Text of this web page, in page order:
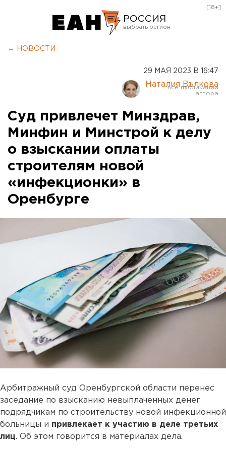
РОССИЯ
Курган
Оренбург
[18+]
← НОВОСТИ
29 МАЯ 2023 В 16:47
Наталия Вълкова
Суд привлечет Минздрав,
Минфин и Минстрой к делу
о взыскании оплаты
строителям новой
«инфекционки» в
Оренбурге
Арбитражный суд Оренбургской области перенес
заседание по взысканию невыплаченных денег
подрядчикам по строительству новой инфекционной
больницы и привлекает к участию в деле третьих
лиц. Об этом говорится в материалах дела.